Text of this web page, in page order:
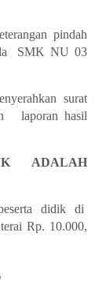
pindah
SMK NU 03
surat
laporan hasil
ADALAH
didik di
Rp. 10.000,